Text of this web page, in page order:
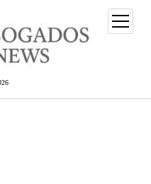
abrir
menú